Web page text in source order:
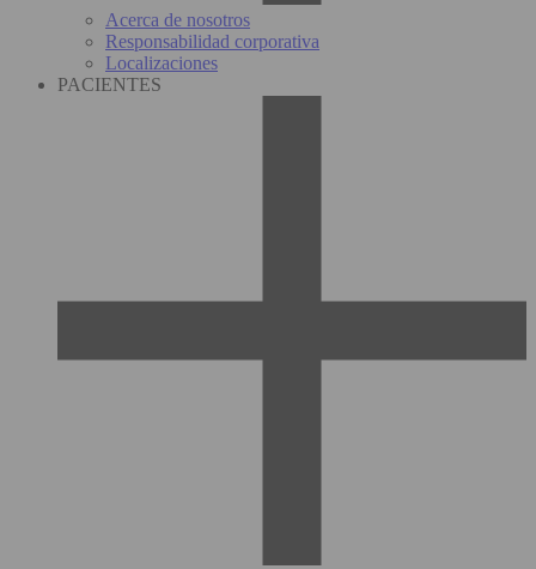
Acerca de nosotros
Responsabilidad corporativa
Localizaciones
PACIENTES